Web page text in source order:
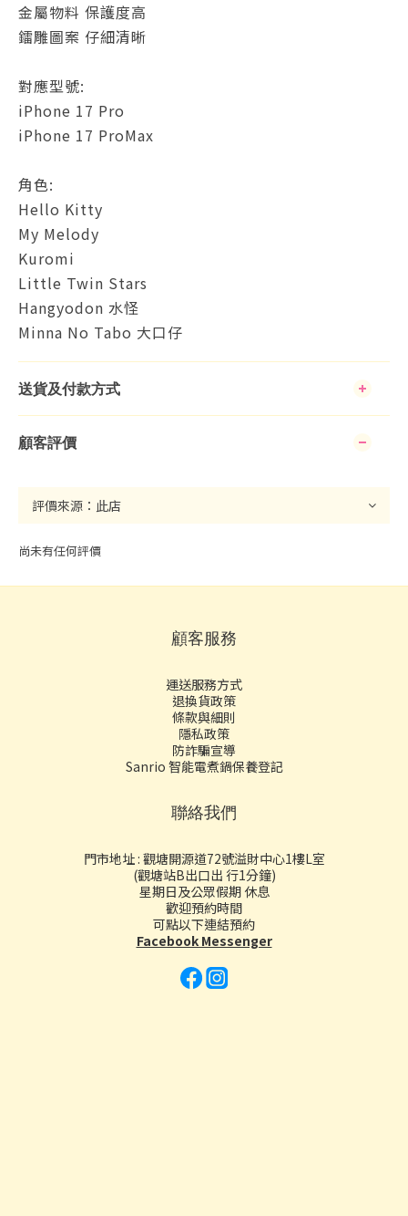
金屬物料 保護度高
鐳雕圖案 仔細清晰
對應型號:
iPhone 17 Pro
iPhone 17 ProMax
角色:
Hello Kitty
My Melody
Kuromi
Little Twin Stars
Hangyodon 水怪
Minna No Tabo 大口仔
送貨及付款方式
顧客評價
尚未有任何評價
顧客服務
運送服務方式
退換貨政策
條款與細則
隱私政策
防詐騙宣導
Sanrio 智能電煮鍋保養登記
聯絡我們
門市地址 : 觀塘開源道72號溢財中心1樓L室
(觀塘站B出口出 行1分鐘)
星期日及公眾假期 休息
歡迎預約時間
可點以下連結預約
Facebook Messenger